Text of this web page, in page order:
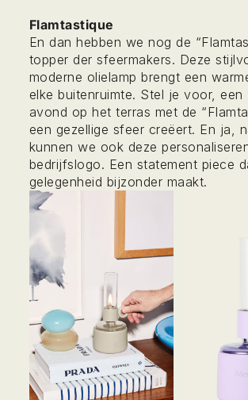
Flamtastique
En dan hebben we nog de “
topper der sfeermakers. Deze
moderne olielamp brengt een
elke buitenruimte. Stel je voor, een
avond op het terras met de
een gezellige sfeer creëert. En ja,
kunnen we ook deze
bedrijfslogo. Een statement piece
gelegenheid bijzonder maakt.